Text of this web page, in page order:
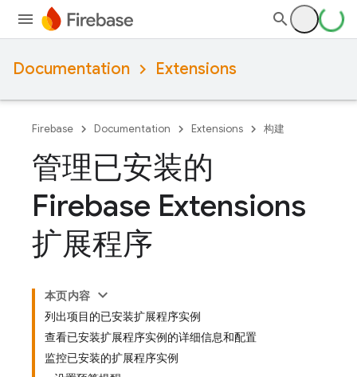
Documentation Extensions
Firebase Documentation Extensions 构建
管理已安装的
Firebase Extensions
扩展程序
本页内容
列出项目的已安装扩展程序实例
查看已安装扩展程序实例的详细信息和配置
监控已安装的扩展程序实例